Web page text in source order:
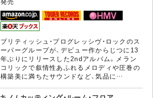
ブリティッシュ・プログレッシヴ・ロックのス
ーパーグループが、デビュー作からじつに13
年ぶりにリリースした2ndアルバム。メラン
コリックで叙情性あふれるメロディや圧巻の
構築美に満ちたサウンドなど、気品に…